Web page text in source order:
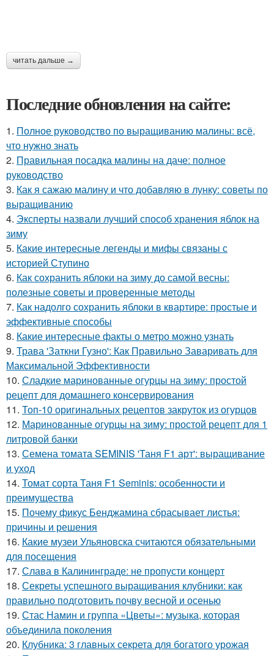
читать дальше →
Последние обновления на сайте:
1. Полное руководство по выращиванию малины: всё,
что нужно знать
2. Правильная посадка малины на даче: полное
руководство
3. Как я сажаю малину и что добавляю в лунку: советы по
выращиванию
4. Эксперты назвали лучший способ хранения яблок на
зиму
5. Какие интересные легенды и мифы связаны с
историей Ступино
6. Как сохранить яблоки на зиму до самой весны:
полезные советы и проверенные методы
7. Как надолго сохранить яблоки в квартире: простые и
эффективные способы
8. Какие интересные факты о метро можно узнать
9. Трава 'Заткни Гузно': Как Правильно Заваривать для
Максимальной Эффективности
10. Сладкие маринованные огурцы на зиму: простой
рецепт для домашнего консервирования
11. Топ-10 оригинальных рецептов закруток из огурцов
12. Маринованные огурцы на зиму: простой рецепт для 1
литровой банки
13. Семена томата SEMINIS 'Таня F1 арт': выращивание
и уход
14. Томат сорта Таня F1 Seminis: особенности и
преимущества
15. Почему фикус Бенджамина сбрасывает листья:
причины и решения
16. Какие музеи Ульяновска считаются обязательными
для посещения
17. Слава в Калининграде: не пропусти концерт
18. Секреты успешного выращивания клубники: как
правильно подготовить почву весной и осенью
19. Стас Намин и группа «Цветы»: музыка, которая
объединила поколения
20. Клубника: 3 главных секрета для богатого урожая